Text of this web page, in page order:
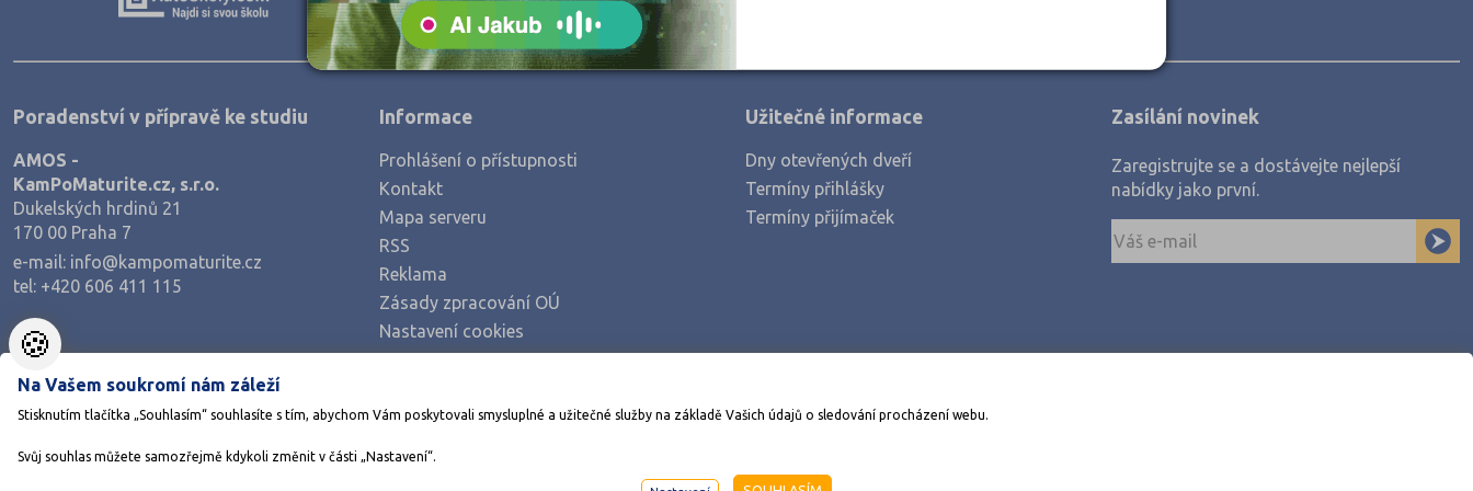
Zemědělské a ekologické
Poradenství v přípravě ke studiu
AMOS -
KamPoMaturite.cz, s.r.o.
Dukelských hrdinů 21
170 00 Praha 7
e-mail: info@kampomaturite.cz
tel: +420 606 411 115
Informace
Prohlášení o přístupnosti
Kontakt
Mapa serveru
RSS
Reklama
Zásady zpracování OÚ
Nastavení cookies
Stáhněte si aplikaci Adresář škol
Užitečné informace
Dny otevřených dveří
Termíny přihlášky
Termíny přijímaček
Zasílání novinek
Zaregistrujte se a dostávejte nejlepší
nabídky jako první.
AMOS KamPoMaturite.cz, s.r.o., stránky vytvořilo
🍪
Na Vašem soukromí nám záleží
Stisknutím tlačítka „Souhlasím“ souhlasíte s tím, abychom Vám poskytovali smysluplné a užitečné služby na základě Vašich údajů o sledování procházení webu.
Svůj souhlas můžete samozřejmě kdykoli změnit v části „Nastavení“.